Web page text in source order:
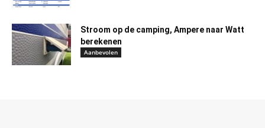
Stroom op de camping, Ampere naar Watt
berekenen
Aanbevolen